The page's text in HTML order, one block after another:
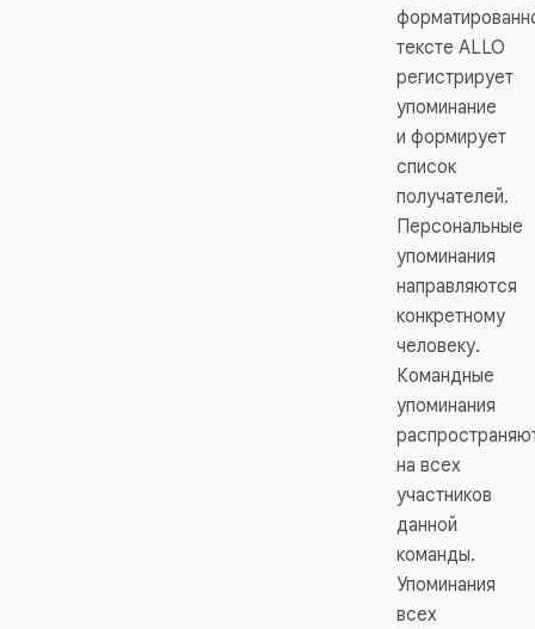
тексте ALLO
регистрирует
упоминание
и формирует
список
получателей.
Персональные
упоминания
направляются
конкретному
человеку.
Командные
упоминания
на всех
участников
данной
команды.
Упоминания
всех